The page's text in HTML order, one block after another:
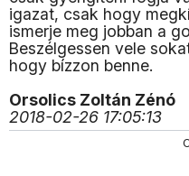
igazat, csak hogy
ismerje meg jobban a
Beszélgessen vele
hogy bízzon benne.
Orsolics Zoltán Zénó
2018-02-26 17:05:13